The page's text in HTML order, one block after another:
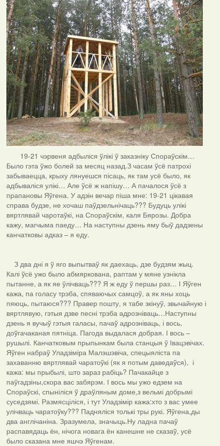
19-21 чэрвеня адбыліся ўлікі ў заказніку Спораўскім…
Было гэта ўжо болей за месяц назад.З часам ўсё патрохі
забываецца, крыху лянуешся пісаць, як там усё было, як
адбываліся улікі… Але ўсё ж напішу… А пачалося ўсё з
прапановы Яўгена. У адзін вечар піша мне: 19-21 цікавая
справа будзе, не хочаш паўдзельнічаць??? Будуць улікі
вяртлявай чаротаўкі, на Спораўскім, каля Бярозы. Добра
кажу, магчыма паеду… На наступны дзень яму быў дадзены
канчатковы адказ – я еду.
З два дні я ў яго выпытваў як даехаць, дзе будзям жыц.
Калі ўсё ужо было абмяркована, раптам у мяне узнікла
пытанне, а як яе ўлічваць??? Я ж еду ў першы раз… І Яўген
кажа, па голасу трэба, спяваючых самцоў, а як яны хоць
пяюць, пытаюся??? Правер пошту, я табе зкінуў, звычайную і
вяртлявую, гэтыя дзве песні трэба адрозніваць…Наступны
дзень я вучыў гэтыя галасы, пачаў адрозніваць, і вось,
доўгачаканая пятніца. Пагода выдалася добрая. І вось –
рушылі. Канчатковым прыпынкам была станцыя ў Івацэвічах.
Яўген набраў Уладзіміра Малэшэвіча, спецыяліста па
захаванню вяртлявай чаратоўкі (як я потым даведаўся), і
кажа: мы прыбылі, што зараз рабіць? Пачакайце з
паўгадзіны,скора вас забярэм. І вось мы ужо едзем на
Спораўскі, спыніліся ў драўляным доме,з вельмі добрымі
суседзямі. Размясціліся, і тут Уладзімір кажа:хто з вас умее
улічваць чаратоўку??? Падняліся толькі тры рукі. Яўгена,ды
два англічаніна. Зразумела, значыць.Ну ладна пачаў
распавядаць ён, нічога новага ён канешне не сказаў, усё
было сказана мне яшчэ Яўгенам.